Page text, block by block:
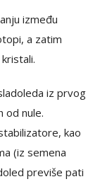
između
a zatim
iz prvog
od nule.
kao
(iz semena
previše pati